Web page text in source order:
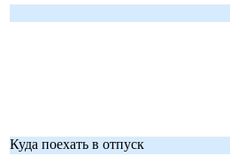
Куда поехать в отпуск